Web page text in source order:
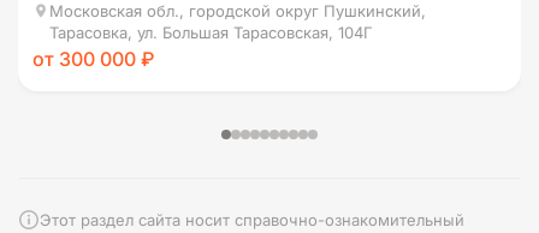
Московская обл., городской округ Пушкинский,
Тарасовка, ул. Большая Тарасовская, 104Г
от 300 000 ₽
Этот раздел сайта носит справочно-ознакомительный